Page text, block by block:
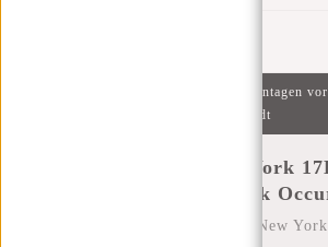
Kostenlose Lieferung ab 49 € | An Wochentagen
versandt
New Rebels Hugo New York
Rolltop Rucksack
New Rebels Hugo New